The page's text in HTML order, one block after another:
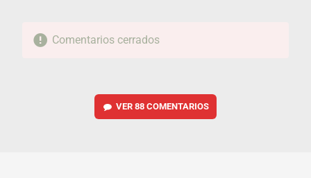
Comentarios cerrados
VER 88 COMENTARIOS